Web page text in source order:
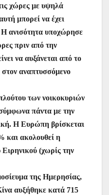
χώρες με υψηλά
μπορεί να έχει
Η ανισότητα υποχώρησε
πριν από την
να αυξάνεται από το
στον αναπτυσσόμενο
των νοικοκυριών
πάντα με την
Η Ευρώπη βρίσκεται
και ακολουθεί η
(χωρίς την
της Ημερησίας,
αυξήθηκε κατά 715